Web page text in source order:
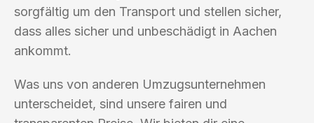
sorgfältig um den Transport und stellen sicher,
dass alles sicher und unbeschädigt in Aachen
ankommt.
Was uns von anderen Umzugsunternehmen
unterscheidet, sind unsere fairen und